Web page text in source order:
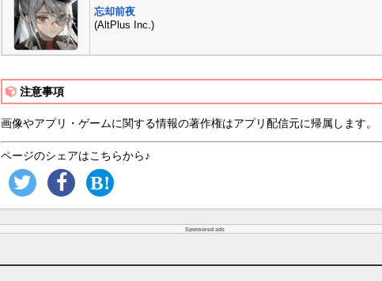
忘却前夜
(AltPlus Inc.)
注意事項
画像やアプリ・ゲームに関する情報の著作権はアプリ配信元に帰属します。
ページのシェアはこちらから♪
Sponsored ads